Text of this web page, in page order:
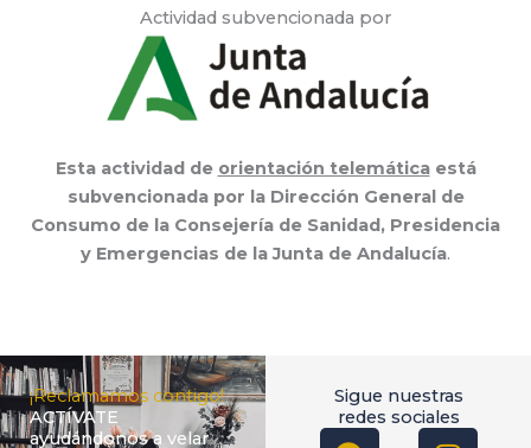
Actividad subvencionada por
Esta actividad de orientación telemáticaestá
subvencionada por la Dirección General de
Consumo de la Consejería de Sanidad, Presidencia
y Emergencias de la Junta de Andalucía.
¡Reclamamos contigo!
ACTÍVATE
ayudándonos a velar
Sigue nuestras
redes sociales
F
I